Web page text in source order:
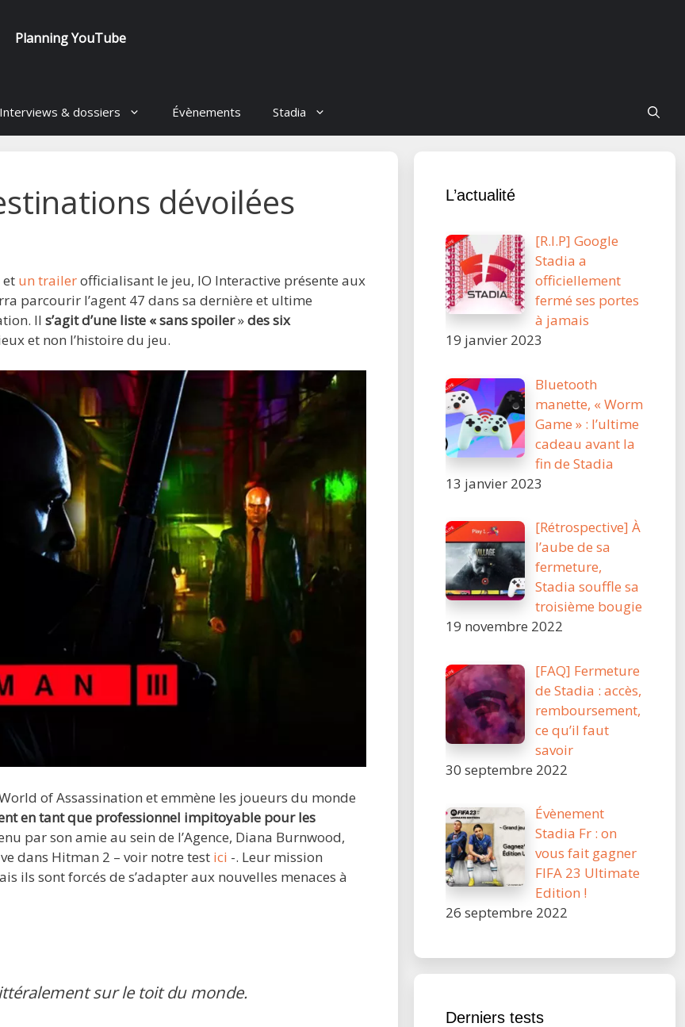
Planning YouTube
Interviews & dossiers Évènements Stadia
dévoilées
et un trailerofficialisant le jeu, IO Interactive présente aux
parcourir l’agent 47 dans sa dernière et ultime
Il s’agit d’une liste « sans spoiler»des six
et non l’histoire du jeu.
of Assassination et emmène les joueurs du monde
en tant que professionnel impitoyable pour les
par son amie au sein de l’Agence, Diana Burnwood,
dans Hitman 2 – voir notre test ici -. Leur mission
ils sont forcés de s’adapter aux nouvelles menaces à
sur le toit du monde.
L’actualité
[R.I.P] Google
Stadia a
officiellement
fermé ses portes
à jamais
19 janvier 2023
Bluetooth
manette, « Worm
Game » : l’ultime
cadeau avant la
fin de Stadia
13 janvier 2023
[Rétrospective] À
l’aube de sa
fermeture,
Stadia souffle sa
troisième bougie
19 novembre 2022
[FAQ] Fermeture
de Stadia : accès,
remboursement,
ce qu’il faut
savoir
30 septembre 2022
Évènement
Stadia Fr : on
vous fait gagner
FIFA 23 Ultimate
Edition !
26 septembre 2022
Derniers tests